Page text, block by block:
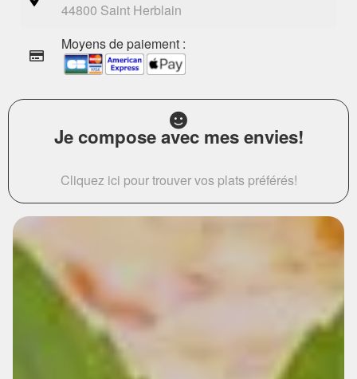
44800 Saint Herblain
Moyens de paiement :
Je compose avec mes envies!
Cliquez ici pour trouver vos plats préférés!